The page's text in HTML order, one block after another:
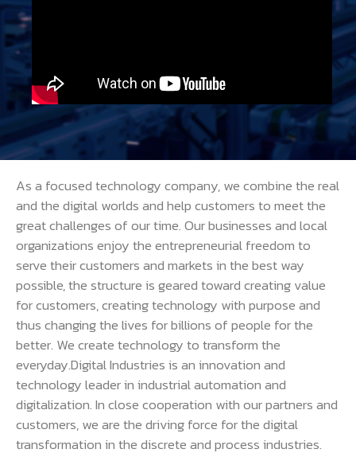
As a focused technology company, we combine the real
and the digital worlds and help customers to meet the
great challenges of our time. Our businesses and local
organizations enjoy the entrepreneurial freedom to
serve their customers and markets in the best way
possible, the structure is geared toward creating value
for customers, creating technology with purpose and
thus changing the lives for billions of people for the
better. We create technology to transform the
everyday.Digital Industries is an innovation and
technology leader in industrial automation and
digitalization. In close cooperation with our partners and
customers, we are the driving force for the digital
transformation in the discrete and process industries.